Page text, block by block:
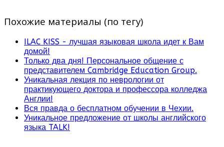
Похожие материалы (по тегу)
ILAC KISS - лучшая языковая школа идет к Вам
домой!
Только два дня! Персональное общение с
представителем Cambridge Education Group.
Уникальная лекция по неврологии от
практикующего доктора и профессора колледжа
Англии!
Вся правда о бесплатном обучении в Чехии.
Уникальное предложение от школы английского
языка TALK!